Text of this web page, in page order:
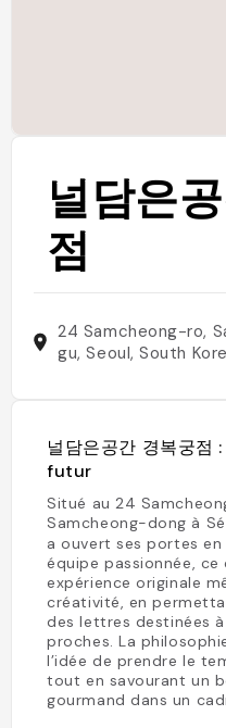
널담은
점
24 Samcheong-ro,
gu, Seoul, South
널담은공간 경복궁
futur
Situé au 24
Samcheong-dong à
a ouvert ses portes
équipe passionnée,
expérience originale
créativité, en
des lettres destinées
proches. La
l’idée de prendre le
tout en savourant un
gourmand dans un